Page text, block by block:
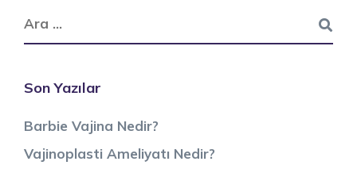
Son Yazılar
Barbie Vajina Nedir?
Vajinoplasti Ameliyatı Nedir?